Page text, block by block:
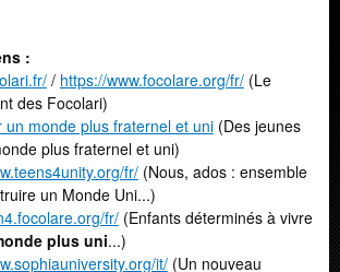
:
/ https://www.focolare.org/fr/(Le
des Focolari)
un monde plus fraternel et uni(Des jeunes
plus fraternel et uni)
fr/(Nous, ados : ensemble
un Monde Uni...)
fr/(Enfants déterminés à vivre
plus uni...)
it/(Un nouveau